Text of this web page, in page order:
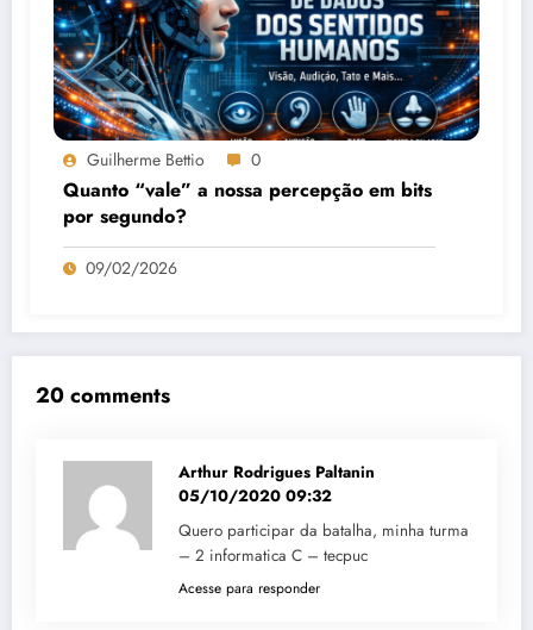
Guilherme Bettio 0
Quanto “vale” a nossa percepção em bits
por segundo?
09/02/2026
20 comments
Arthur Rodrigues Paltanin
05/10/2020 09:32
Quero participar da batalha, minha turma
– 2 informatica C – tecpuc
Acesse para responder